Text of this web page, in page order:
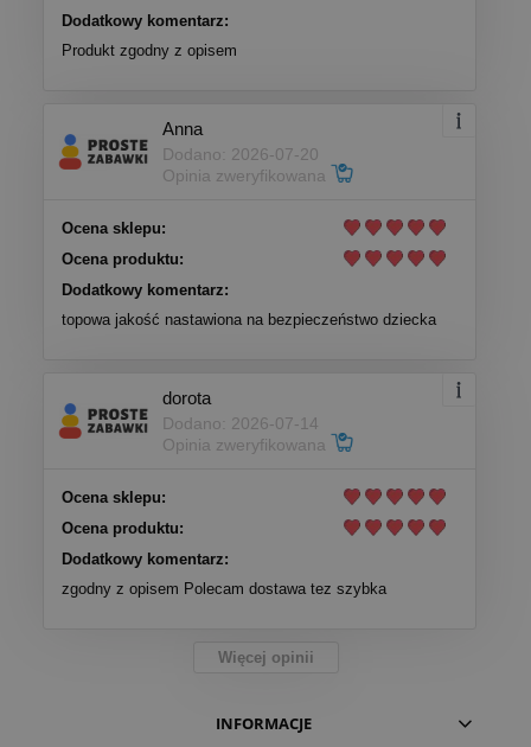
Dodatkowy komentarz:
Produkt zgodny z opisem
Anna
Dodano: 2026-07-20
Opinia zweryfikowana
Ocena sklepu:
Ocena produktu:
Dodatkowy komentarz:
topowa jakość nastawiona na bezpieczeństwo dziecka
dorota
Dodano: 2026-07-14
Opinia zweryfikowana
Ocena sklepu:
Ocena produktu:
Dodatkowy komentarz:
zgodny z opisem Polecam dostawa tez szybka
Więcej opinii
INFORMACJE